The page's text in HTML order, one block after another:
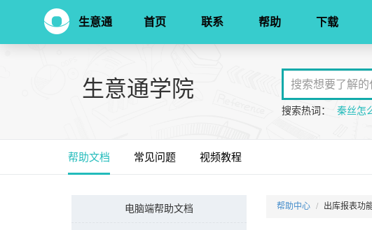
生意通 首页 联系 帮助 下载
生意通学院
搜索热词： 秦丝怎
帮助文档 常见问题 视频教程
电脑端帮助文档 帮助中心 出库报表功